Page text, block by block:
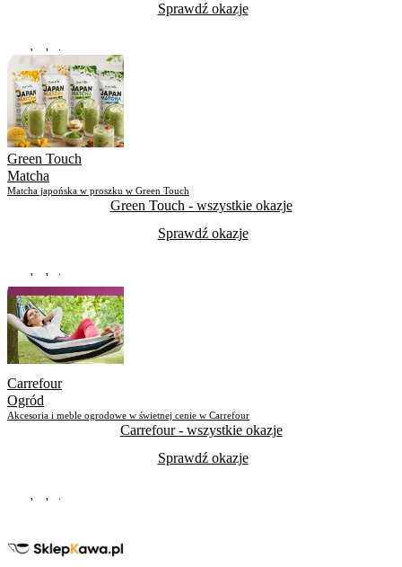
Sprawdź okazje
Do odwołania
Skorzystało399
Green Touch
Matcha
Matcha japońska w proszku w Green Touch
Green Touch - wszystkie okazje
Sprawdź okazje
Do odwołania
Skorzystało63
Carrefour
Ogród
Akcesoria i meble ogrodowe w świetnej cenie w Carrefour
Carrefour- wszystkie okazje
Sprawdź okazje
Do odwołania